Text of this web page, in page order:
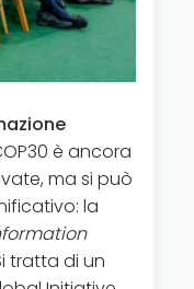
è ancora
ma si può
la
tratta di un